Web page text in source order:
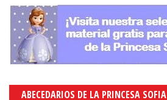
ABECEDARIOS DE LA PRINCESA SOFIA